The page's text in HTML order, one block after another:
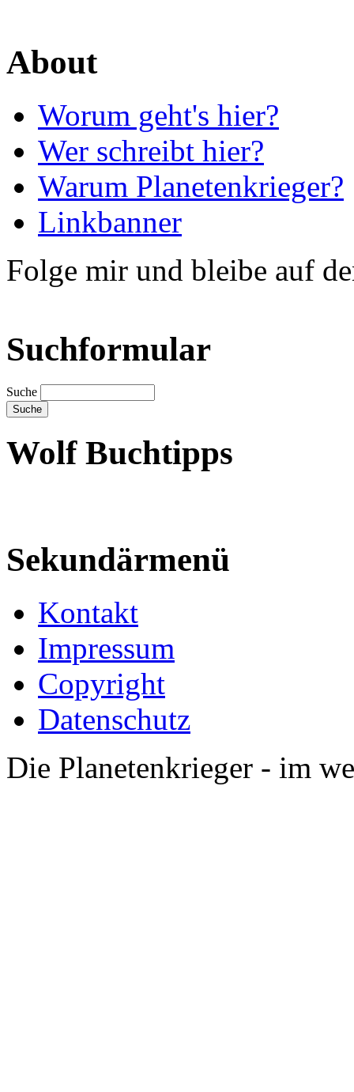
About
Worum geht's hier?
Wer schreibt hier?
Warum Planetenkrieger?
Linkbanner
Folge mir und bleibe auf
Suchformular
Suche
Wolf Buchtipps
Sekundärmenü
Kontakt
Impressum
Copyright
Datenschutz
Die Planetenkrieger - im